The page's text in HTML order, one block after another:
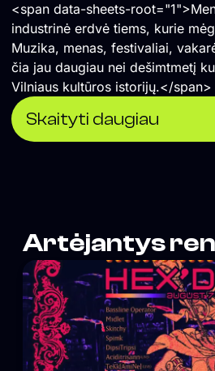
<span data-sheets-
industrinė erdvė tiems, kurie
Muzika, menas, festivaliai,
čia jau daugiau nei dešimtmetį
Vilniaus kultūros istorijų.</span>
Skaityti daugiau
Artėjantys